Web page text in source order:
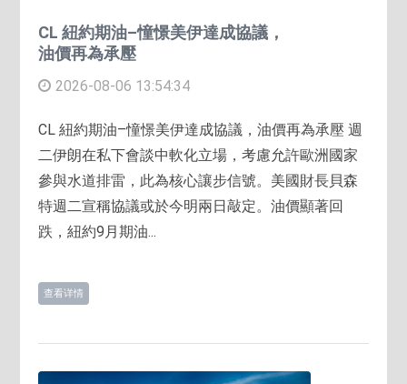
CL 紐約期油–憧憬美伊達成協議，
油價再為承壓
2026-08-06 13:54:34
CL 紐約期油–憧憬美伊達成協議，油價再為承壓 週
二伊朗在私下會談中軟化立場，考慮允許歐洲國家
參與水道排雷，此為核心讓步信號。美國財長貝森
特週二宣稱協議或於今明兩日敲定。油價顯著回
跌，紐約9月期油...
查看详情